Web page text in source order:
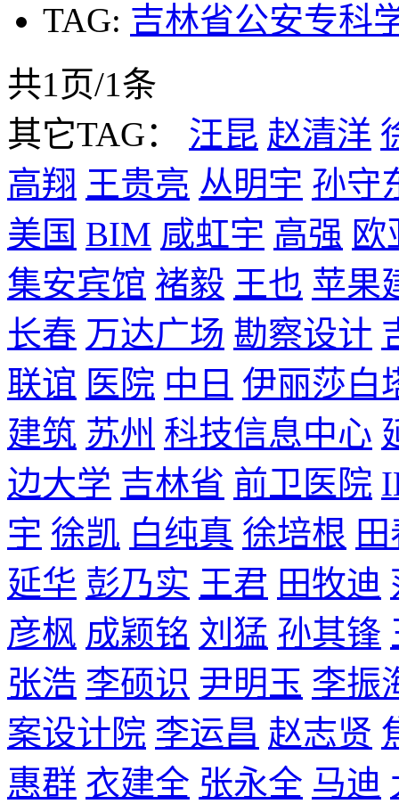
TAG: 吉林省公安专科
共1页/1条
其它TAG： 汪昆 赵清洋
高翔 王贵亮 丛明宇 孙守
美国 BIM 咸虹宇 高强 欧
集安宾馆 褚毅 王也 苹果
长春 万达广场 勘察设计
联谊 医院 中日 伊丽莎白
建筑 苏州 科技信息中心
边大学 吉林省 前卫医院
宇 徐凯 白纯真 徐培根
延华 彭乃实 王君 田牧迪
彦枫 成颖铭 刘猛 孙其锋
张浩 李硕识 尹明玉 李振
案设计院 李运昌 赵志贤
惠群 衣建全 张永全 马迪